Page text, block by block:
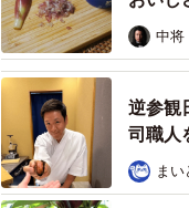
中将
逆参観
司職人
まい